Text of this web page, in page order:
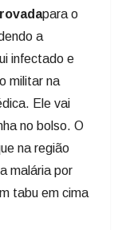
para o
a
infectado e
militar na
Ele vai
no bolso. O
na região
malária por
tabu em cima